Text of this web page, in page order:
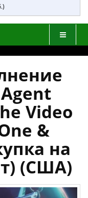
Agent
Video
&
на
(США)